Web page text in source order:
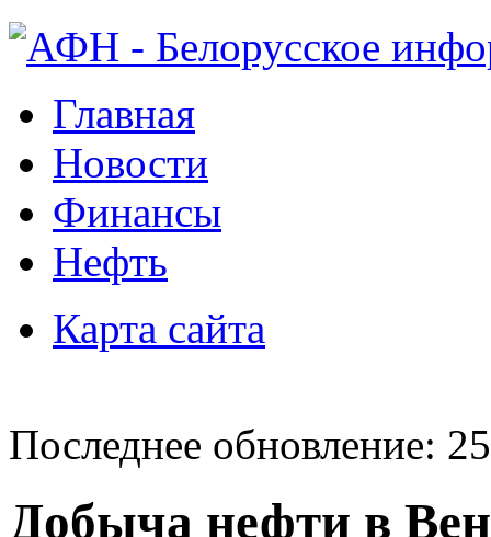
Главная
Новости
Финансы
Нефть
Карта сайта
Последнее обновление:
Добыча нефти в